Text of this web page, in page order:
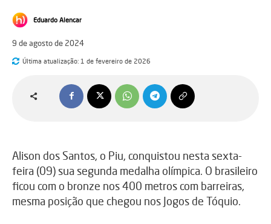
Eduardo Alencar
9 de agosto de 2024
Última atualização: 1 de fevereiro de 2026
Alison dos Santos, o Piu, conquistou nesta sexta-
feira (09) sua segunda medalha olímpica. O brasileiro
ficou com o bronze nos 400 metros com barreiras,
mesma posição que chegou nos Jogos de Tóquio.